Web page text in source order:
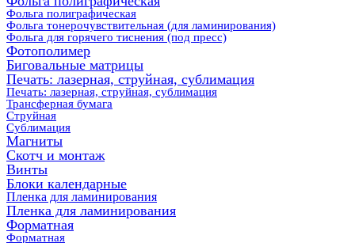
Фольга полиграфическая
Фольга тонерочувствительная (для ламинирования)
Фольга для горячего тиснения (под пресс)
Фотополимер
Биговальные матрицы
Печать: лазерная, струйная, сублимация
Печать: лазерная, струйная, сублимация
Трансферная бумага
Струйная
Сублимация
Магниты
Скотч и монтаж
Винты
Блоки календарные
Пленка для ламинирования
Пленка для ламинирования
Форматная
Форматная